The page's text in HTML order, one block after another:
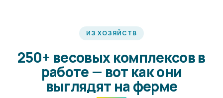
ИЗ ХОЗЯЙСТВ
250+ весовых комплексов в
работе — вот как они
выглядят на ферме